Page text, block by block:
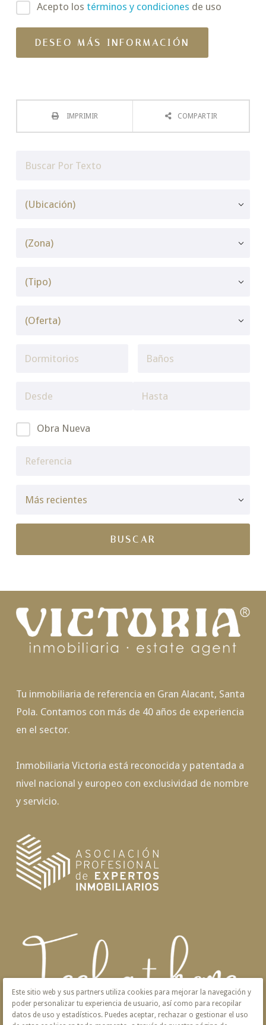
Acepto los términos y condiciones de uso
IMPRIMIR COMPARTIR
Obra Nueva
Tu inmobiliaria de referencia en Gran Alacant, Santa
Pola. Contamos con más de 40 años de experiencia
en el sector.
Inmobiliaria Victoria está reconocida y patentada a
nivel nacional y europeo con exclusividad de nombre
y servicio.
Este sitio web y sus partners utiliza cookies para mejorar la navegación y
poder personalizar tu experiencia de usuario, así como para recopilar
datos de uso y estadísticos. Puedes aceptar, rechazar o gestionar el uso